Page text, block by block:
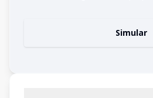
Simular